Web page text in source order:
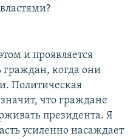
и проявляется
граждан, когда они
Политическая
что граждане
президента. Я
усиленно насаждает